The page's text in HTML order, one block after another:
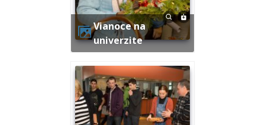
Vianoce na
univerzite